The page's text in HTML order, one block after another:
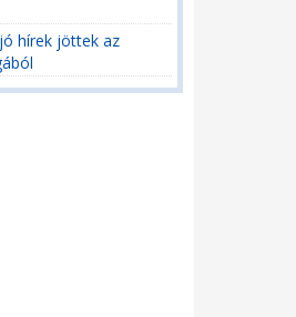
hírek jöttek az